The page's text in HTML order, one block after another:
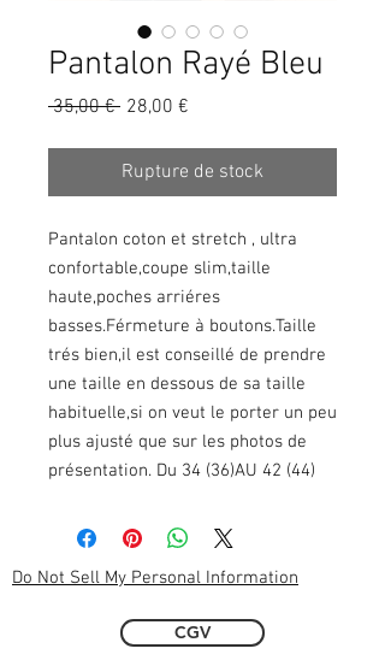
Pantalon Rayé Bleu
35,00 € Prix
28,00 €
Rupture de stock
Pantalon coton et stretch , ultra
confortable,coupe slim,taille
haute,poches arriéres
basses.Férmeture à boutons.Taille
trés bien,il est conseillé de prendre
une taille en dessous de sa taille
habituelle,si on veut le porter un peu
plus ajusté que sur les photos de
présentation. Du 34 (36)AU 42 (44)
Do Not Sell My Personal Information
CGV